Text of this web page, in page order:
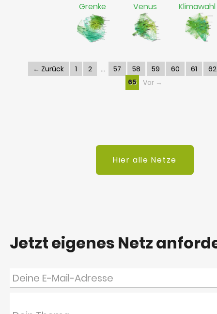
Grenke Venus Klimawahl
← Zurück 1 2 57 58 59 60 61
62
65
Vor →
Hier alle Netze
Jetzt eigenes Netz